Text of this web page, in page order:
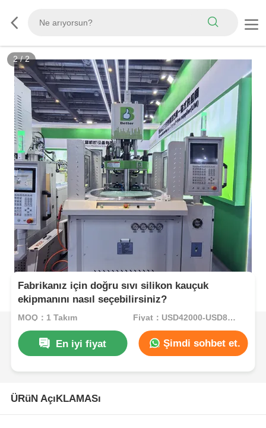
2/2
Fabrikanız için doğru sıvı silikon kauçuk
ekipmanını nasıl seçebilirsiniz?
MOQ：1 Takım Fiyat：USD42000-USD82000per set
En iyi fiyat Şimdi sohbet et.
ÜRüN AçıKLAMASı